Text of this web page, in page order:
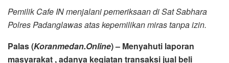
WIB.
Kapolres Padanglawas AKBP Jarot Yusviq Andito, SIK
melalui Kasat Sabhara AKP Muhammad Husni Yusuf
mengatakan, pemilik cafe berinsial IN ,warga Desa